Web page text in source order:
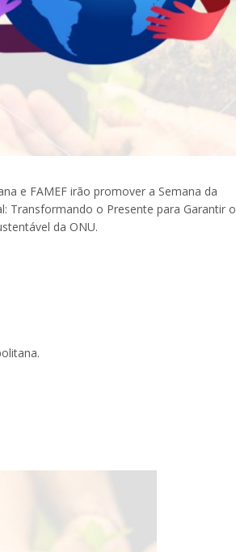
e FAMEF irão promover a Semana da
Transformando o Presente para Garantir o
da ONU.